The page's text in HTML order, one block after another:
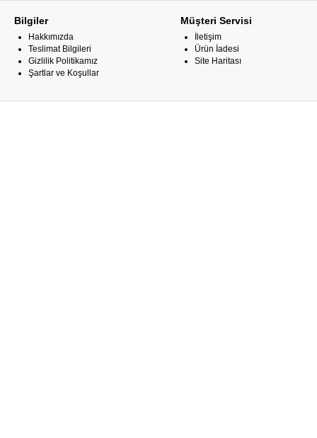
Bilgiler
Hakkımızda
Teslimat Bilgileri
Gizlilik Politikamız
Şartlar ve Koşullar
Müşteri Servisi
İletişim
Ürün İadesi
Site Haritası